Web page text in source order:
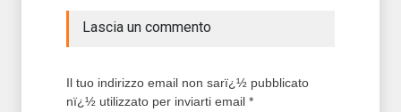
Lascia un commento
Il tuo indirizzo email non sarï¿½ pubblicato
nï¿½ utilizzato per inviarti email *